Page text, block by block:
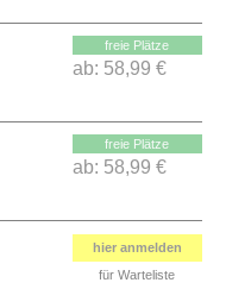
freie Plätze
ab: 58,99 €
freie Plätze
ab: 58,99 €
hier anmelden
für Warteliste